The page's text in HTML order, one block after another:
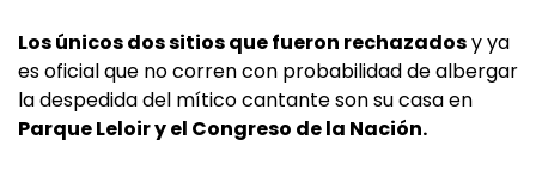
Los únicos dos sitios que fueron rechazadosy ya
es oficial que no corren con probabilidad de albergar
la despedida del mítico cantante son su casa en
Parque Leloir y el Congreso de la Nación.